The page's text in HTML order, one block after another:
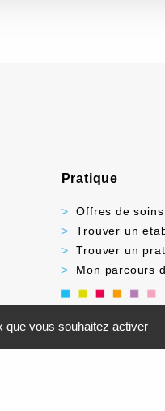
Pratique
Offres de soins
Trouver un
Trouver un
Mon parcours
POLITIQUE DE
que vous souhaitez activer